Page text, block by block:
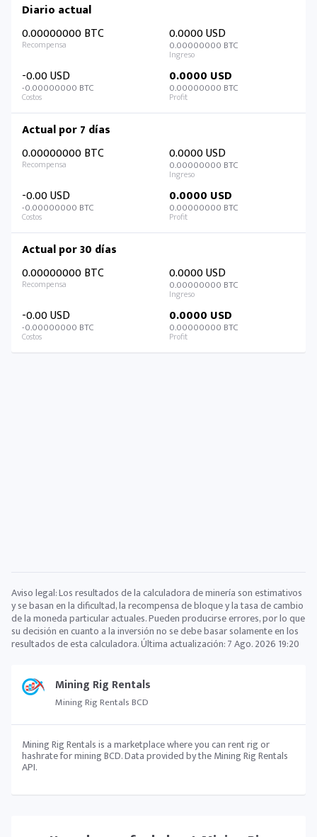
Mining Rig Rentals
Mining Rig Rentals BCD
Mining Rig Rentals is a marketplace where you can rent rig or
hashrate for mining BCD. Data provided by the Mining Rig Rentals
API.
Diario actual
0.00000000 BTC
0.0000 USD
0.00000000 BTC
-0.00 USD
-0.00000000 BTC
0.0000 USD
0.00000000 BTC
Actual por 7 días
0.00000000 BTC
0.0000 USD
0.00000000 BTC
-0.00 USD
-0.00000000 BTC
0.0000 USD
0.00000000 BTC
Actual por 30 días
0.00000000 BTC
0.0000 USD
0.00000000 BTC
-0.00 USD
-0.00000000 BTC
0.0000 USD
0.00000000 BTC
Aviso legal: Los resultados de la calculadora de minería son estimativos
y se basan en la dificultad, la recompensa de bloque y la tasa de cambio
de la moneda particular actuales. Pueden producirse errores, por lo que
su decisión en cuanto a la inversión no se debe basar solamente en los
resultados de esta calculadora. Última actualización:7 Ago. 2026 19:20